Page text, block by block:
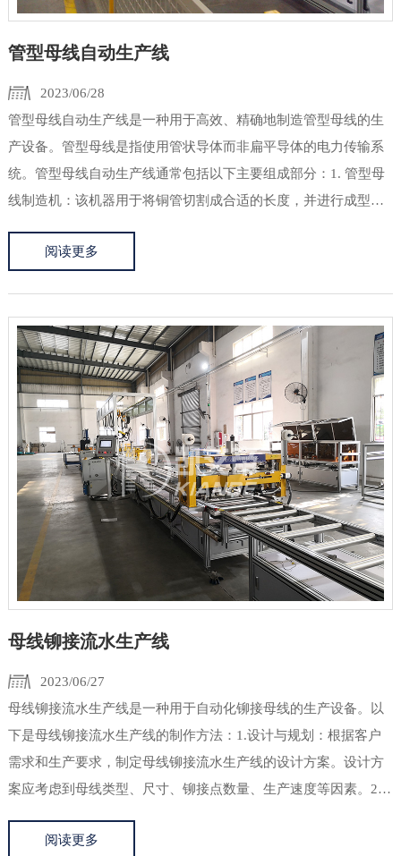
管型母线自动生产线
2023/06/28
管型母线自动生产线是一种用于高效、精确地制造管型母线的生
产设备。管型母线是指使用管状导体而非扁平导体的电力传输系
统。管型母线自动生产线通常包括以下主要组成部分：1. 管型母
线制造机：该机器用于将铜管切割成合适的长度，并进行成型和
孔等，以满足不同电力系统的要求。2. 自动送料系统：该系统用
阅读更多
母线铆接流水生产线
2023/06/27
母线铆接流水生产线是一种用于自动化铆接母线的生产设备。以
下是母线铆接流水生产线的制作方法：1.设计与规划：根据客户
需求和生产要求，制定母线铆接流水生产线的设计方案。设计方
案应考虑到母线类型、尺寸、铆接点数量、生产速度等因素。2.
括母线、铆钉、铆接工具、输送带、控制系统等。3. 母线准备：
阅读更多